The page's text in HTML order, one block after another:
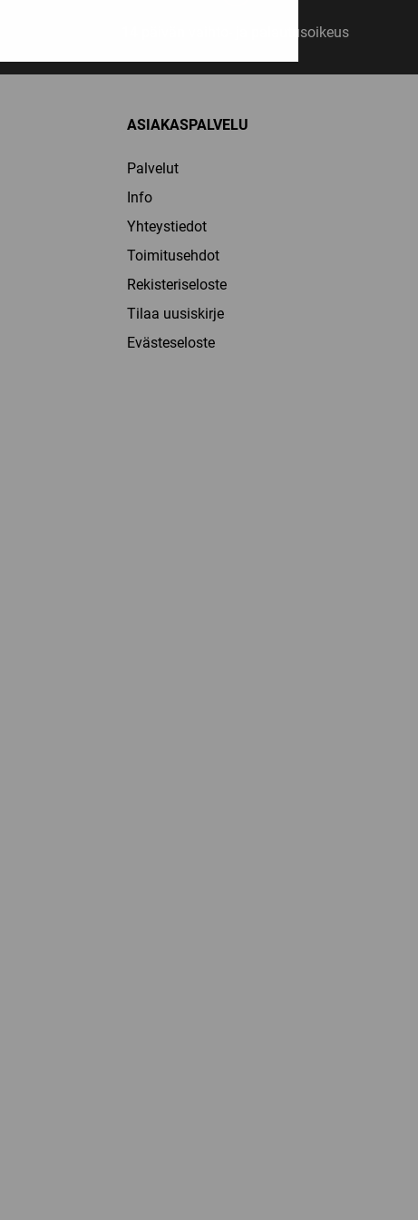
14 päivän vaihto- ja palautusoikeus
ASIAKASPALVELU
Palvelut
Info
Yhteystiedot
Toimitusehdot
Rekisteriseloste
Tilaa uusiskirje
Evästeseloste